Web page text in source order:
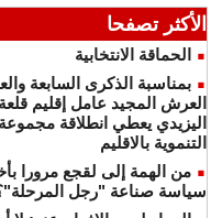
الأكثر تصفحا
الحماقة الانتخابية
بمناسبة الذكرى السابعة
العرش المجيد عامل إقليم
اليزيدي يعطي انطلاقة
التنموية بالاقليم
من الهمة إلى لقجع مرورا
سياسة صناعة "رجل